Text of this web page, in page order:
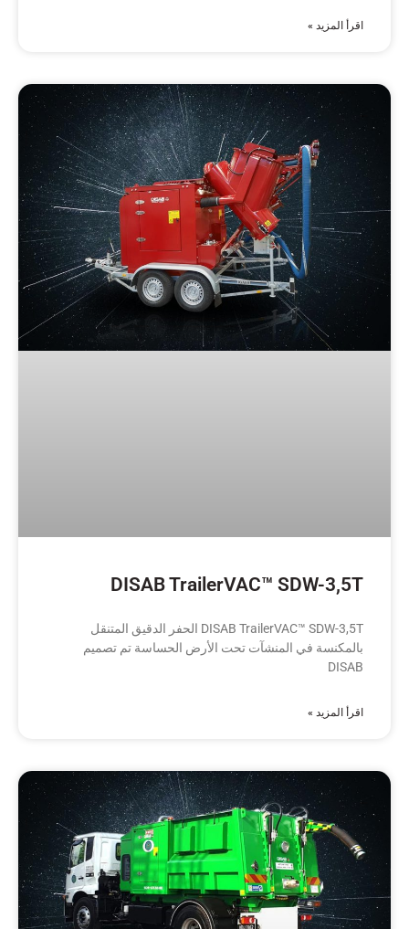
اقرأ المزيد »
DISAB TrailerVAC™ SDW-3,5T
DISAB TrailerVAC™ SDW-3,5T الحفر الدقيق المتنقل
بالمكنسة في المنشآت تحت الأرض الحساسة تم تصميم
DISAB
اقرأ المزيد »